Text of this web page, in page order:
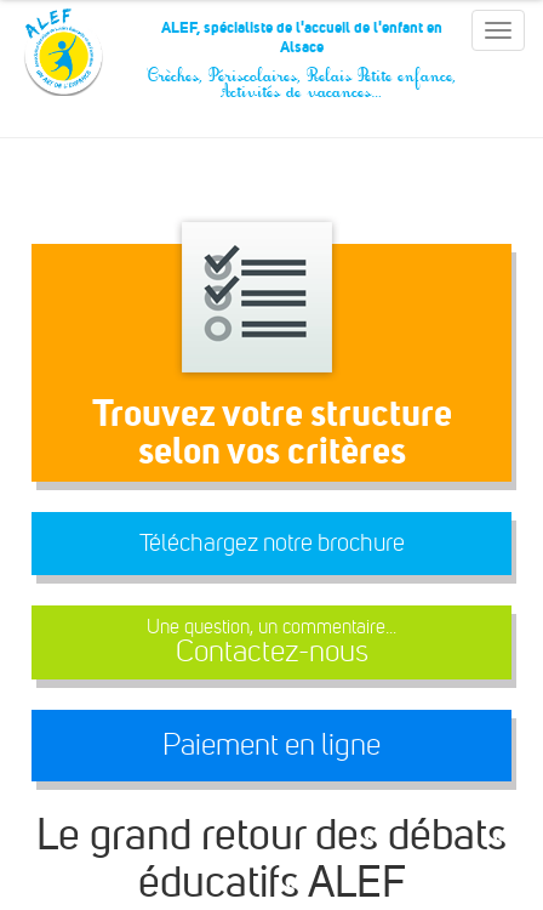
Panneau de gestion des cookies
Toggle
ALEF, spécialiste de l'accueil de l'enfant en
Alsace
Crèches, Périscolaires, Relais Petite enfance,
Activités de vacances…
Trouvez votre structure
selon vos critères
Téléchargez notre brochure
Une question, un commentaire...
Contactez-nous
Paiement en ligne
Le grand retour des débats
éducatifs ALEF